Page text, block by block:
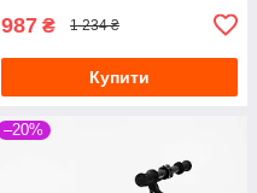
987 ₴ 1 234 ₴
Купити
–20%